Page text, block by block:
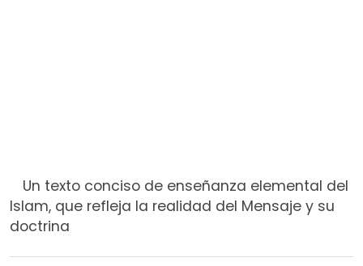
Un texto conciso de enseñanza elemental del
Islam, que refleja la realidad del Mensaje y su
doctrina